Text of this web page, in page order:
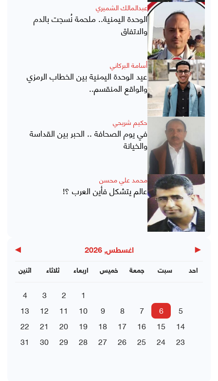
عبدالمالك الشميري
الوحدة اليمنية.. ملحمة نُسجت بالدم
والاتفاق
أسامة البركاني
عيد الوحدة اليمنية بين الخطاب الرمزي
والواقع المنقسم..
حكيم شريحي
في يوم الصحافة .. الحبر بين القداسة
والخيانة
محمد علي محسن
عالم يتشكل فأين العرب ؟!
◀ اغسطس, 2026 ▶
اثنين ثلاثاء اربعاء خميس جمعة سبت احد
1
2
3
4
5
6
7
8
9
10
11
12
13
14
15
16
17
18
19
20
21
22
23
24
25
26
27
28
29
30
31